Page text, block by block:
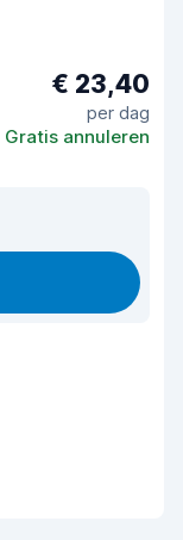
€ 23,40
per dag
Gratis annuleren